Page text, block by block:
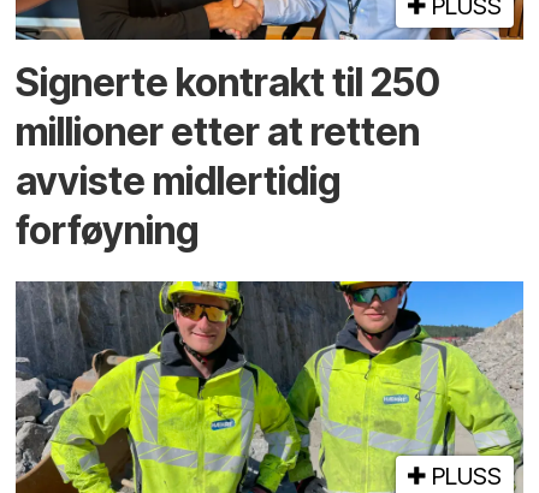
PLUSS
Signerte kontrakt til 250
millioner etter at retten
avviste midlertidig
forføyning
PLUSS